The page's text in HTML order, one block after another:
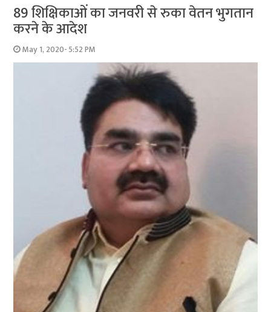
89 शिक्षिकाओं का जनवरी से रुका वेतन भुगतान
करने के आदेश
May 1, 2020- 5:52 PM